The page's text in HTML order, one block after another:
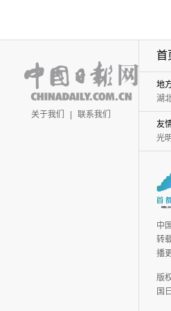
关于我们 | 联系我们
首
地
湖
友
光
中
转
播
版
国